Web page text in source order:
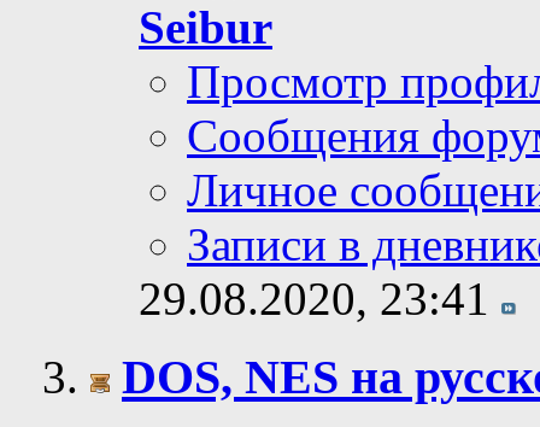
Seibur
Просмотр
Сообщения
Личное
Записи в
29.08.2020, 23:41
DOS, NES на